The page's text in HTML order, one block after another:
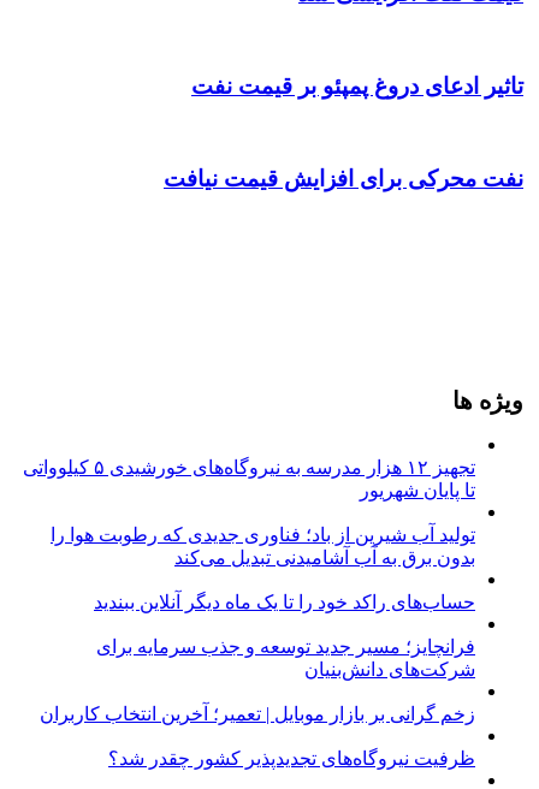
تاثیر ادعای دروغ پمپئو بر قیمت نفت
نفت محرکی برای افزایش قیمت نیافت
ویژه ها
تجهیز ۱۲ هزار مدرسه به نیروگاه‌های خورشیدی ۵ کیلوواتی
تا پایان شهریور
تولید آب شیرین از باد؛ فناوری جدیدی که رطوبت هوا را
بدون برق به آب آشامیدنی تبدیل می‌کند
حساب‌های راکد خود را تا یک ماه دیگر آنلاین ببندید
فرانچایز؛ مسیر جدید توسعه و جذب سرمایه برای
شرکت‌های دانش‌بنیان
زخم گرانی بر بازار موبایل | تعمیر؛ آخرین انتخاب کاربران
ظرفیت نیروگاه‌های تجدیدپذیر کشور چقدر شد؟